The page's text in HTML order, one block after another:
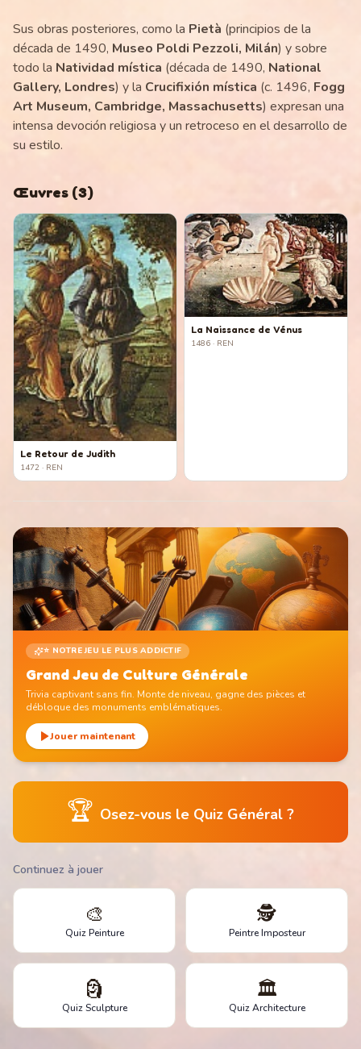
Sus obras posteriores, como la Pietà (principios de la
década de 1490, Museo Poldi Pezzoli, Milán) y sobre
todo la Natividad mística (década de 1490, National
Gallery, Londres) y la Crucifixión mística (c. 1496, Fogg
Art Museum, Cambridge, Massachusetts) expresan una
intensa devoción religiosa y un retroceso en el desarrollo de
su estilo.
Œuvres (3)
Le Retour de Judith
1472 · REN
La Naissance de Vénus
1486 · REN
⭐ NOTRE JEU LE PLUS ADDICTIF
Grand Jeu de Culture Générale
Trivia captivant sans fin. Monte de niveau, gagne des pièces et
débloque des monuments emblématiques.
Jouer maintenant
🏆 Osez-vous le Quiz Général ?
Continuez à jouer
🎨
Quiz Peinture
🕵️
Peintre Imposteur
🗿
Quiz Sculpture
🏛️
Quiz Architecture